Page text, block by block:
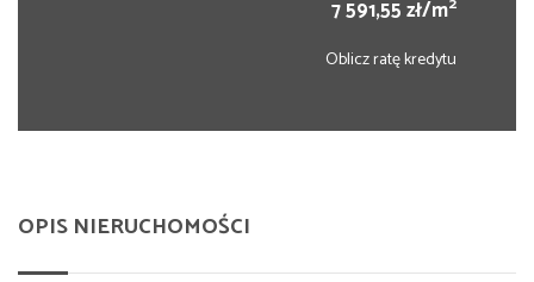
7 591,55 zł/m
Oblicz ratę kredytu
OPIS NIERUCHOMOŚCI